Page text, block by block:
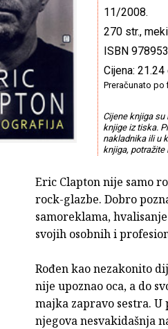
11/2008.
270 str.,
ISBN
Cijena: 21.24
Preračunato po
Cijene knjiga
knjige iz tiska.
nakladnika ili u
knjiga, potražite
Eric Clapton nije samo
rock-glazbe. Dobro
samoreklama,
svojih osobnih i
Rođen kao nezakonito
nije upoznao oca, a do
majka zapravo sestra.
njegova nesvakidašnja